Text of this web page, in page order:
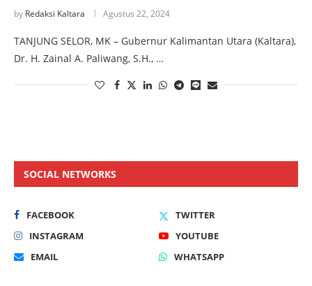
by Redaksi Kaltara Agustus 22, 2024
TANJUNG SELOR, MK – Gubernur Kalimantan Utara (Kaltara),
Dr. H. Zainal A. Paliwang, S.H., …
SOCIAL NETWORKS
FACEBOOK
TWITTER
INSTAGRAM
YOUTUBE
EMAIL
WHATSAPP